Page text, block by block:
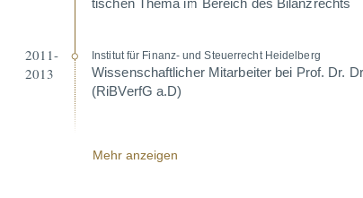
ti­schen Thema im Bereich des Bilanz­rechts
2011-
2013
Institut für Finanz- und Steuer­recht Heidelberg
Wissen­schaft­licher Mitar­beiter bei Prof. Dr.
(RiBVerfG a.D)
Mehr anzeigen